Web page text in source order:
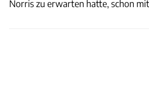
Norris zu erwarten hatte, schon